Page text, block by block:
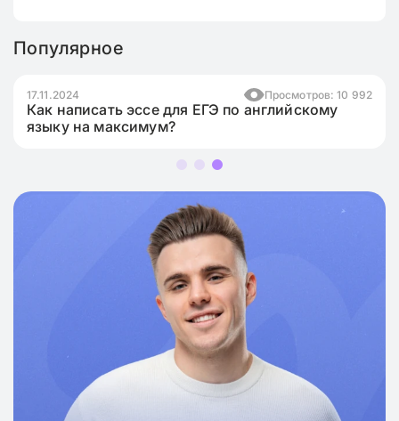
Популярное
17.11.2024 Просмотров: 10 992
Как написать эссе для ЕГЭ по английскому
языку на максимум?